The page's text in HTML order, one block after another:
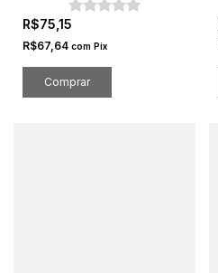
R$75,15
R$67,64 com Pix
Comprar